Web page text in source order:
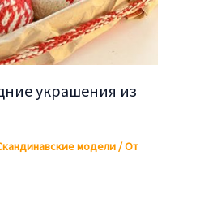
украшения из
модели/ От